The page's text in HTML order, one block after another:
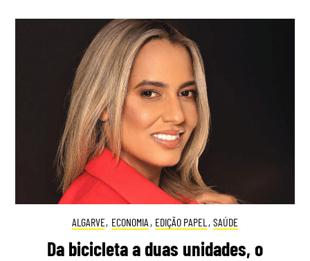
ALGARVE, ECONOMIA , EDIÇÃO PAPEL , SAÚDE
Da bicicleta a duas unidades, o